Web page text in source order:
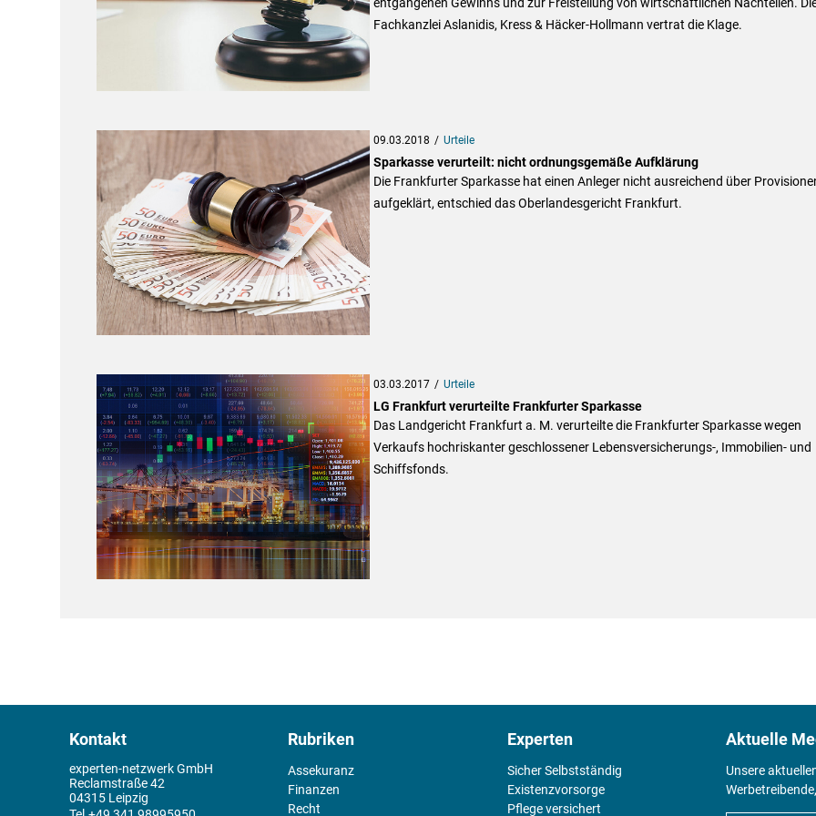
Fachkanzlei Aslanidis, Kress & Häcker-Hollmann vertrat die Klage.
09.03.2018 Urteile
Sparkasse verurteilt: nicht ordnungsgemäße Aufklärung
Die Frankfurter Sparkasse hat einen Anleger nicht ausreichend über
aufgeklärt, entschied das Oberlandesgericht Frankfurt.
03.03.2017 Urteile
LG Frankfurt verurteilte Frankfurter Sparkasse
Das Landgericht Frankfurt a. M. verurteilte die Frankfurter Sparkasse wegen
Verkaufs hochriskanter geschlossener Lebensversicherungs-, Immobilien- und
Schiffsfonds.
Kontakt
experten-netzwerk GmbH
Reclamstraße 42
04315 Leipzig
Rubriken
Assekuranz
Finanzen
Recht
Experten
Sicher Selbstständig
Existenz­vorsorge
Pflege versichert
Aktuelle
Unsere